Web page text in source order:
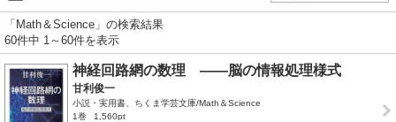
「Math＆Science」の検索結果
60件中 1～60件を表示
神経回路網の数理 ――脳の情報処理様式
甘利俊一
小説・実用書、ちくま学芸文庫/Math＆Science
1巻
1,560pt